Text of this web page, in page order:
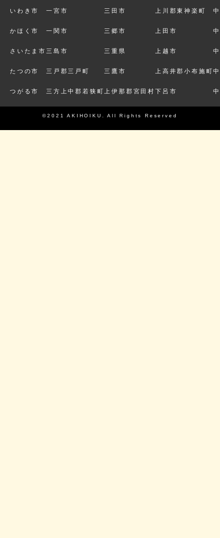
いわき市
かほく市
さいたま市
たつの市
つがる市
一宮市
一関市
三島市
三戸郡三戸町
三方上中郡若狭町
三田市
三郷市
三重県
三鷹市
上伊那郡宮田村
上川郡東神楽町
上田市
上越市
上高井郡小布施町
下呂市
©2021 AKIHOIKU. All Rights Reserved